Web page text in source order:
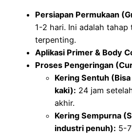
Persiapan Permukaan
1-2 hari. Ini adalah tahap
terpenting.
Aplikasi Primer & Body
Proses Pengeringan
Kering Sentuh
kaki): 24 jam
akhir.
Kering Sempurna
industri penuh): 5-